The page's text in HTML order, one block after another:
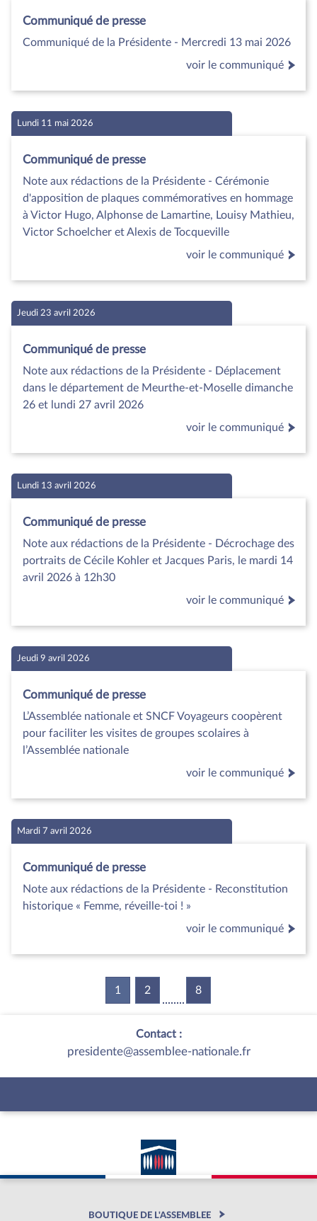
Communiqué de presse
Communiqué de la Présidente - Mercredi 13 mai 2026
voir le communiqué
Lundi 11 mai 2026
Communiqué de presse
Note aux rédactions de la Présidente - Cérémonie
d'apposition de plaques commémoratives en hommage
à Victor Hugo, Alphonse de Lamartine, Louisy Mathieu,
Victor Schoelcher et Alexis de Tocqueville
voir le communiqué
Jeudi 23 avril 2026
Communiqué de presse
Note aux rédactions de la Présidente - Déplacement
dans le département de Meurthe-et-Moselle dimanche
26 et lundi 27 avril 2026
voir le communiqué
Lundi 13 avril 2026
Communiqué de presse
Note aux rédactions de la Présidente - Décrochage des
portraits de Cécile Kohler et Jacques Paris, le mardi 14
avril 2026 à 12h30
voir le communiqué
Jeudi 9 avril 2026
Communiqué de presse
L’Assemblée nationale et SNCF Voyageurs coopèrent
pour faciliter les visites de groupes scolaires à
l’Assemblée nationale
voir le communiqué
Mardi 7 avril 2026
Communiqué de presse
Note aux rédactions de la Présidente - Reconstitution
historique « Femme, réveille-toi ! »
voir le communiqué
1 (current)
2 8
Contact :
presidente@assemblee-nationale.fr
BOUTIQUE DE L'ASSEMBLEE